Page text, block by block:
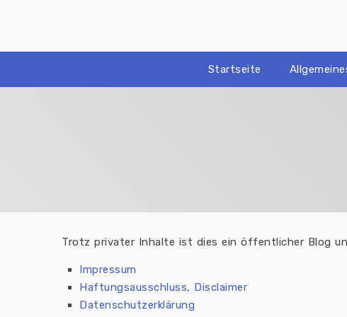
Startseite
Trotz privater Inhalte ist dies ein öffentlicher Blog
Impressum
Haftungsausschluss, Disclaimer
Datenschutzerklärung